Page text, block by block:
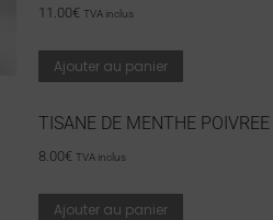
11.00€ TVA inclus
Ajouter au panier
TISANE DE MENTHE
8.00€ TVA inclus
Ajouter au panier